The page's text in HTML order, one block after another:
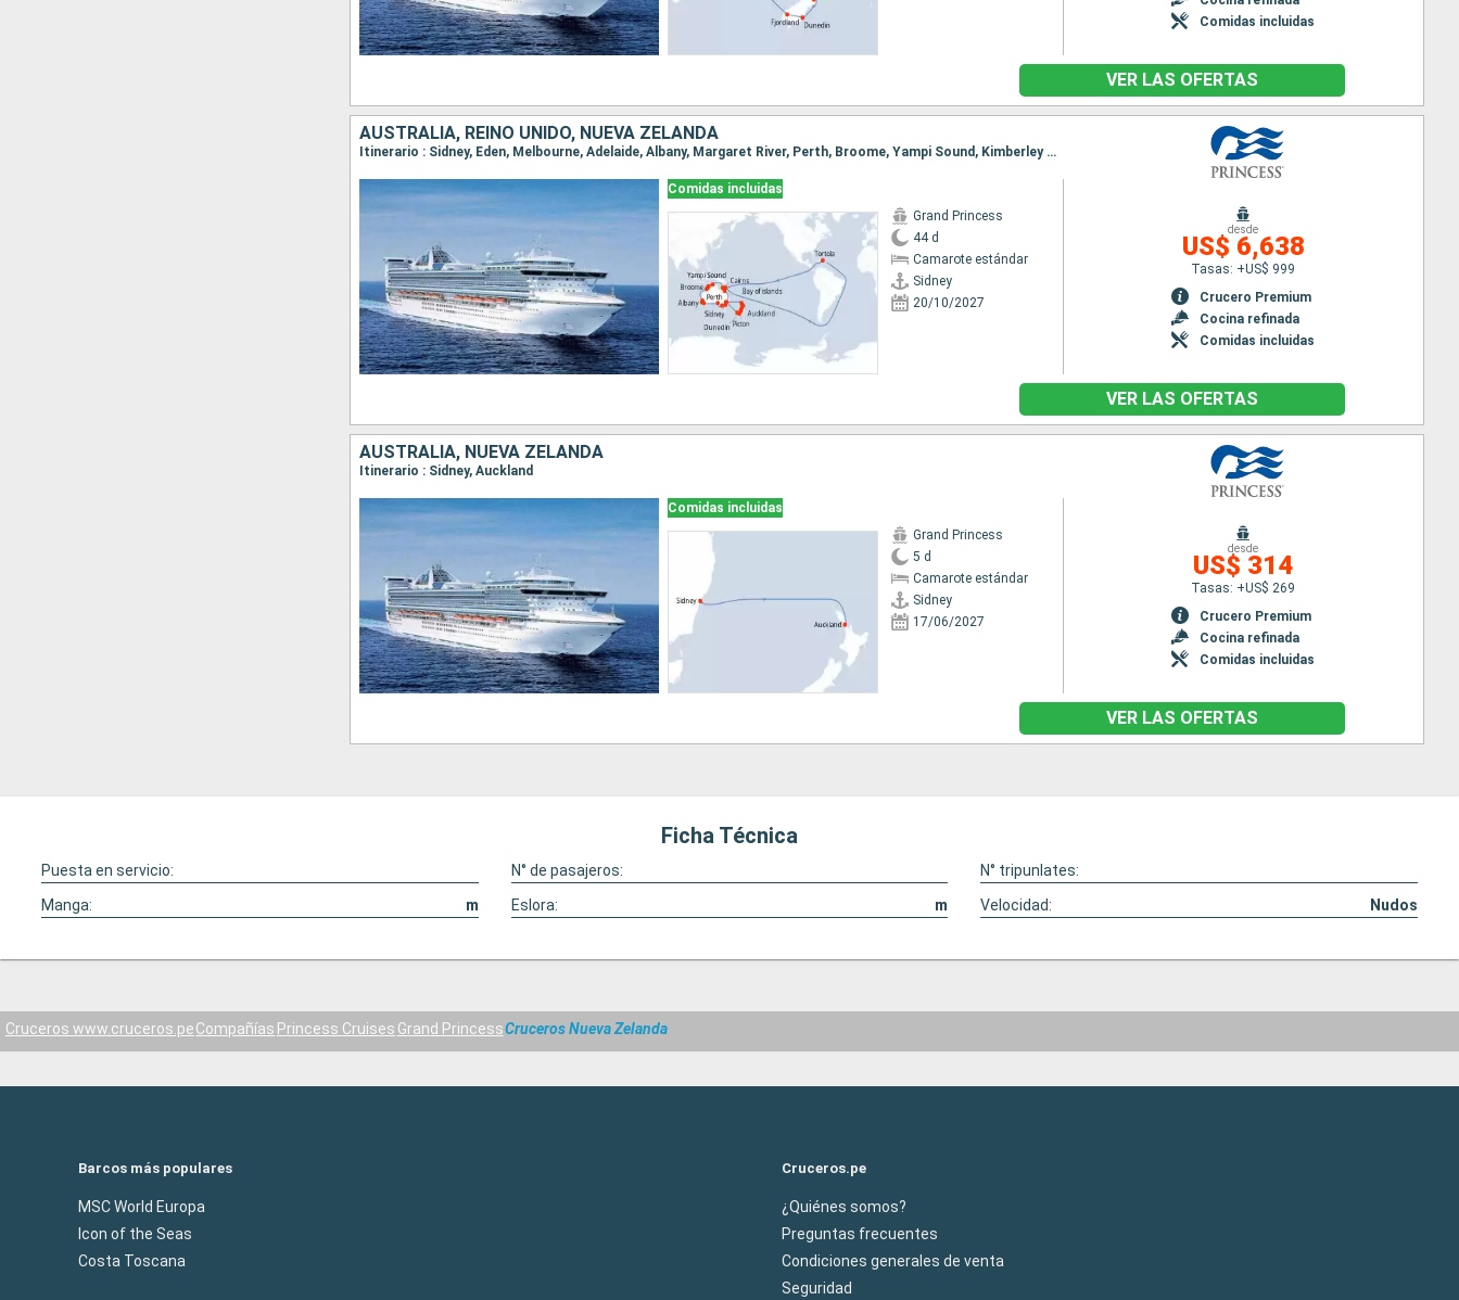
Comidas incluidas
VER LAS OFERTAS
AUSTRALIA, REINO UNIDO, NUEVA ZELANDA
Itinerario : Sidney, Eden, Melbourne, Adelaide, Albany, Margaret River, Perth, Broome, Yampi Sound, Kimberley Coast, Darwin, Cairns, Isla Willis, Tortola, Airelie Beach, Sidney, Auckland, Bay of islands, Tauranga, Picton, Christchurch, Dunedin, Fjordland, Sidney
Comidas incluidas
Grand Princess
44 d
Camarote estándar
Sidney
20/10/2027
desde
US$ 6,638
Tasas: +US$ 999
Crucero Premium
Cocina refinada
Comidas incluidas
VER LAS OFERTAS
AUSTRALIA, NUEVA ZELANDA
Itinerario : Sidney, Auckland
Comidas incluidas
Grand Princess
5 d
Camarote estándar
Sidney
17/06/2027
desde
US$ 314
Tasas: +US$ 269
Crucero Premium
Cocina refinada
Comidas incluidas
VER LAS OFERTAS
Ficha Técnica
Puesta en servicio: N° de pasajeros:
N° tripunlates:
Manga:
m Eslora: m Velocidad: Nudos
Cruceros www.cruceros.peCompañías Princess Cruises Grand PrincessCruceros Nueva Zelanda
Barcos más populares
MSC World Europa
Icon of the Seas
Costa Toscana
Cruceros.pe
¿Quiénes somos?
Preguntas frecuentes
Condiciones generales de venta
Seguridad